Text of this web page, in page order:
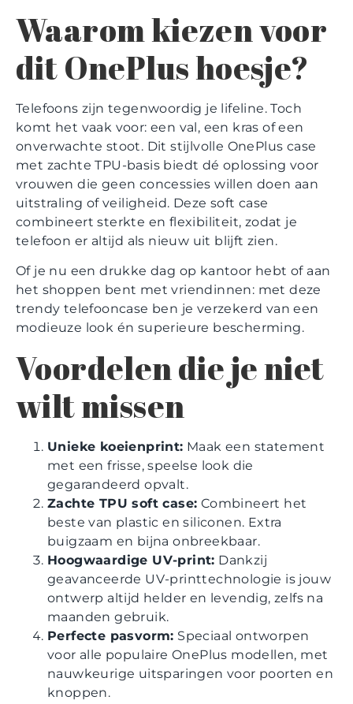
Waarom kiezen voor
dit OnePlus hoesje?
Telefoons zijn tegenwoordig je lifeline. Toch
komt het vaak voor: een val, een kras of een
onverwachte stoot. Dit stijlvolle OnePlus case
met zachte TPU-basis biedt dé oplossing voor
vrouwen die geen concessies willen doen aan
uitstraling of veiligheid. Deze soft case
combineert sterkte en flexibiliteit, zodat je
telefoon er altijd als nieuw uit blijft zien.
Of je nu een drukke dag op kantoor hebt of aan
het shoppen bent met vriendinnen: met deze
trendy telefooncase ben je verzekerd van een
modieuze look én superieure bescherming.
Voordelen die je niet
wilt missen
Unieke koeienprint: Maak een statement
met een frisse, speelse look die
gegarandeerd opvalt.
Zachte TPU soft case: Combineert het
beste van plastic en siliconen. Extra
buigzaam en bijna onbreekbaar.
Hoogwaardige UV-print: Dankzij
geavanceerde UV-printtechnologie is jouw
ontwerp altijd helder en levendig, zelfs na
maanden gebruik.
Perfecte pasvorm: Speciaal ontworpen
voor alle populaire OnePlus modellen, met
nauwkeurige uitsparingen voor poorten en
knoppen.